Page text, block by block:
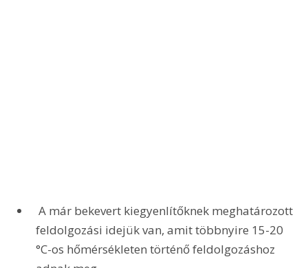
A már bekevert kiegyenlítőknek meghatározott
feldolgozási idejük van, amit többnyire 15-20
°C-os hőmérsékleten történő feldolgozáshoz